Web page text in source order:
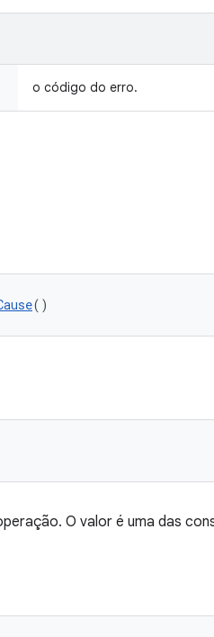
o código do erro.
()
O valor é uma das